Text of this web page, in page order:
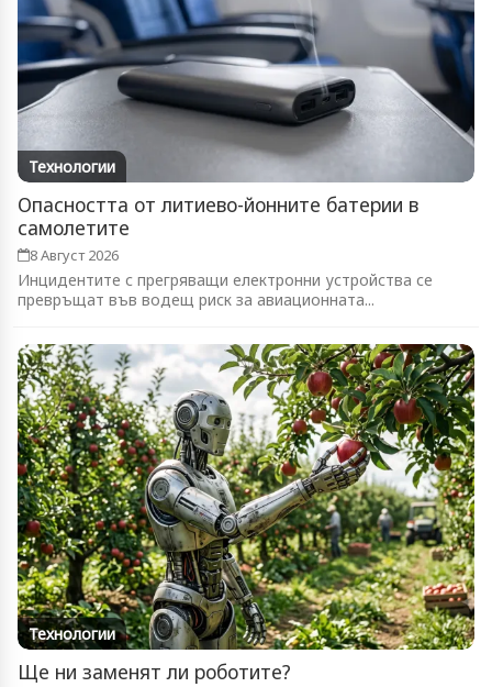
Технологии
Опасността от литиево-йонните батерии в
самолетите
8 Август 2026
Инцидентите с прегряващи електронни устройства се
превръщат във водещ риск за авиационната...
Технологии
Ще ни заменят ли роботите?